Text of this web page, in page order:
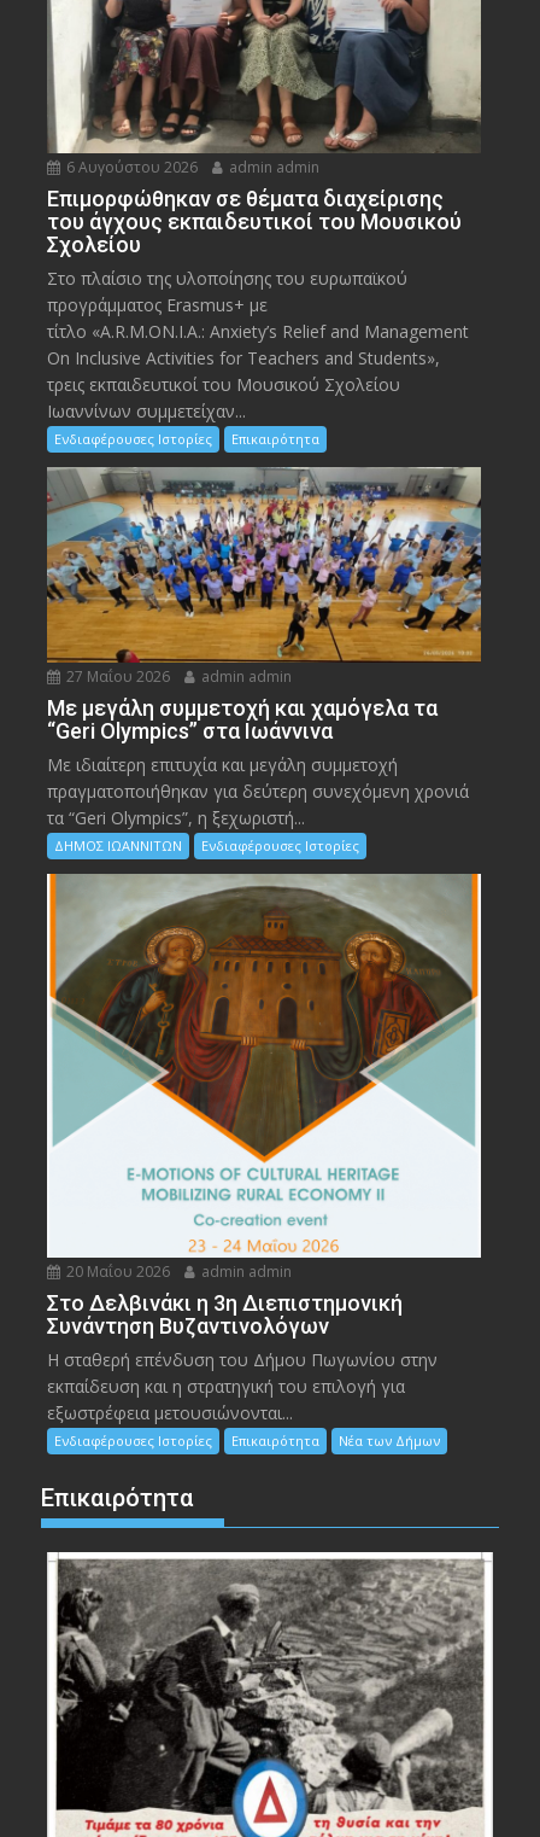
6 Αυγούστου 2026 admin admin
Eπιμορφώθηκαν σε θέματα διαχείρισης
του άγχους εκπαιδευτικοί του Μουσικού
Σχολείου
Στο πλαίσιο της υλοποίησης του ευρωπαϊκού
προγράμματος Erasmus+ με
τίτλο «A.R.M.ON.I.A.: Anxiety’s Relief and Management
On Inclusive Activities for Teachers and Students»,
τρεις εκπαιδευτικοί του Μουσικού Σχολείου
Ιωαννίνων συμμετείχαν...
Ενδιαφέρουσες Ιστορίες Επικαιρότητα
27 Μαΐου 2026 admin admin
Με μεγάλη συμμετοχή και χαμόγελα τα
“Geri Olympics” στα Ιωάννινα
Με ιδιαίτερη επιτυχία και μεγάλη συμμετοχή
πραγματοποιήθηκαν για δεύτερη συνεχόμενη χρονιά
τα “Geri Olympics”, η ξεχωριστή...
ΔΗΜΟΣ ΙΩΑΝΝΙΤΩΝ Ενδιαφέρουσες Ιστορίες
20 Μαΐου 2026 admin admin
Στο Δελβινάκι η 3η Διεπιστημονική
Συνάντηση Βυζαντινολόγων
Η σταθερή επένδυση του Δήμου Πωγωνίου στην
εκπαίδευση και η στρατηγική του επιλογή για
εξωστρέφεια μετουσιώνονται...
Ενδιαφέρουσες Ιστορίες Επικαιρότητα Νέα των Δήμων
Επικαιρότητα